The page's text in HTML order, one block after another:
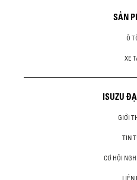
SẢN
Ô
XE
ISUZU
GIỚI
TIN
CƠ HỘI
LIÊN